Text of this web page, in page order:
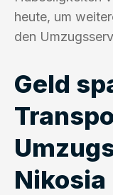
heute, um
den
Geld
Nikosia